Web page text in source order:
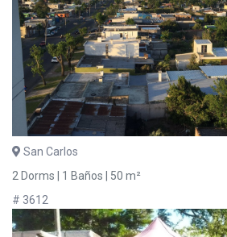
San Carlos
2 Dorms | 1 Baños | 50 m²
# 3612